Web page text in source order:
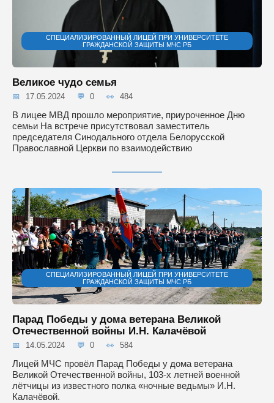
СПЕЦИАЛИЗИРОВАННЫЙ ЛИЦЕЙ ПРИ УНИВЕРСИТЕТЕ
ГРАЖДАНСКОЙ ЗАЩИТЫ МЧС РБ
Великое чудо семья
17.05.2024 0 484
В лицее МВД прошло мероприятие, приуроченное Дню
семьи На встрече присутствовал заместитель
председателя Синодального отдела Белорусской
Православной Церкви по взаимодействию
СПЕЦИАЛИЗИРОВАННЫЙ ЛИЦЕЙ ПРИ УНИВЕРСИТЕТЕ
ГРАЖДАНСКОЙ ЗАЩИТЫ МЧС РБ
Парад Победы у дома ветерана Великой
Отечественной войны И.Н. Калачёвой
14.05.2024 0 584
Лицей МЧС провёл Парад Победы у дома ветерана
Великой Отечественной войны, 103-х летней военной
лётчицы из известного полка «ночные ведьмы» И.Н.
Калачёвой.